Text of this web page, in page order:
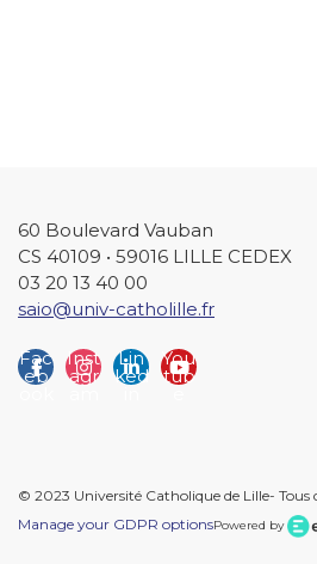
60 Boulevard Vauban
CS 40109 • 59016 LILLE CEDEX
03 20 13 40 00
saio@univ-catholille.fr
Fac
eb
Inst
agr
Lin
ked
You
tub
© 2023 Université Catholique de Lille- Tous
Manage your GDPR optionsPowered by